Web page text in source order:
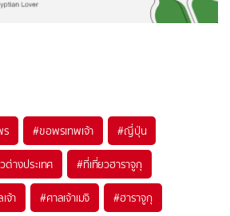
#ขอพรเทพเจ้า #ญี่ปุ่น
ต่างประเทศ #ที่เที่ยวฮาราจูกุ
จ้า #ศาลเจ้าเมจิ #ฮาราจูกุ